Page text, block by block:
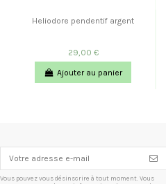
Heliodore pendentif argent
29,00 €
Ajouter au panier
Vous pouvez vous désinscrire à tout moment. Vous